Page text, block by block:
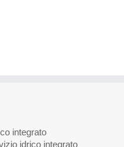
integrato
idrico integrato